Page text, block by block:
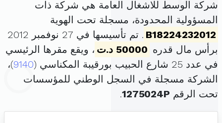
شركة الوسط للاشغال العامة هي شركة ذات
المسؤولية المحدودة، مسجلة تحت الهوية
B18224232012
. تم تأسيسها في 27 نوفمبر 2012
برأس مال قدره 50000 د.ت
، ويقع مقرها الرئيسي
في عدد 25 شارع الحبيب بورقيبة المكناسي (
9140)،
الشركة مسجلة في السجل الوطني للمؤسسات
تحت الرقم 1275024P
.